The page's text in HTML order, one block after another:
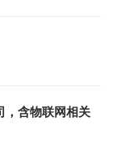
，含物联网相关